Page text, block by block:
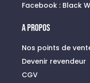
Facebook : Black
A PROPOS
Nos points de
Devenir revendeur
CGV